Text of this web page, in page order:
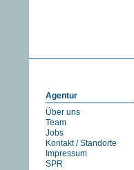
Agentur
Über uns
Team
Jobs
Kontakt / Standorte
Impressum
SPR